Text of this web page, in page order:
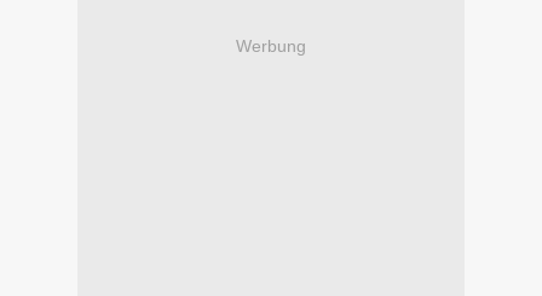
Werbung